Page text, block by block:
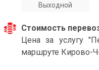
Выходной
Стоимость
Цена за услугу
маршруте Кирово-